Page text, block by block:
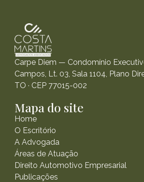
Carpe Diem — Condomínio
Campos, Lt. 03, Sala 1104, Plano
TO · CEP 77015-002
Mapa do site
Home
O Escritório
A Advogada
Áreas de Atuação
Direito Automotivo Empresarial
Publicações